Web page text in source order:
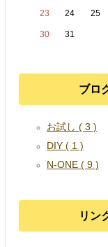
23 24 25
30 31
ブロ
お試し ( 3 )
DIY ( 1 )
N-ONE ( 9 )
リン